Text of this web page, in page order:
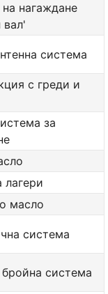
нагаждане
вал'
система
с греди и
за
лагери
масло
система
система